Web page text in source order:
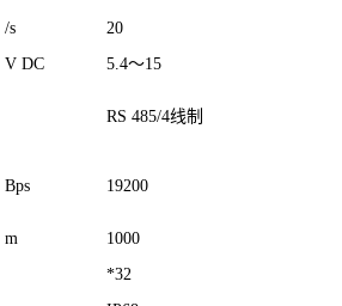
/s
20
V DC 5.4～15
RS 485/4线制
Bps 19200
m
1000
*32